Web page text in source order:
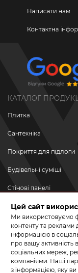
Написати нам
Контактна
КАТАЛОГ
Плитка
Сантехніка
Покриття для підлоги
Будівельні суміші
Стінові панелі
Новинки
Акційні товари
Акції/Знижки
Цей сайт
Ми використовуємо
контенту та реклами
інформацією в
про вашу активність
соціальних мереж,
компаніями. Наші
з інформацією, яку